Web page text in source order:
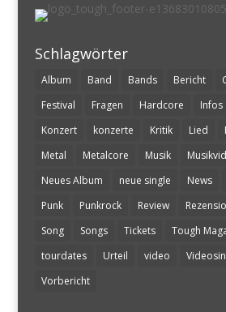
Schlagwörter
Album Band Bands Bericht
Festival
Fragen Hardcore Infos
Konzert
konzerte Kritik Lied
Metal
Metalcore Musik
Neues Album
neue single News
Punk
Punkrock Review
Song
Songs Tickets Tough
tourdates
Urteil video
Vorbericht